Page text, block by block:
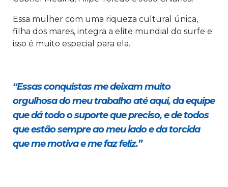
Essa mulher com uma riqueza cultural única,
filha dos mares, integra a elite mundial do surfe e
isso é muito especial para ela.
“Essas conquistas me deixam muito
orgulhosa do meu trabalho até aqui, da equipe
que dá todo o suporte que preciso, e de todos
que estão sempre ao meu lado e da torcida
que me motiva e me faz feliz.”